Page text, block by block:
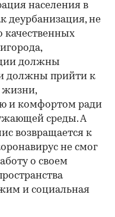
населения в
деурбанизация, не
качественных
должны
должны прийти к
жизни,
и комфортом ради
среды. А
возвращается к
не смог
о своем
и социальная